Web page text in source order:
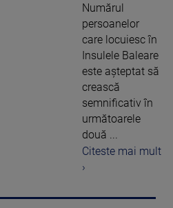
Numărul
persoanelor
care locuiesc în
Insulele Baleare
este aşteptat să
crească
semnificativ în
următoarele
două ...
Citeste mai mult
›